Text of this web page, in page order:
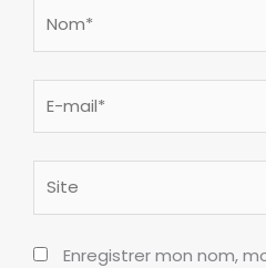
mail*
Enregistrer mon nom,